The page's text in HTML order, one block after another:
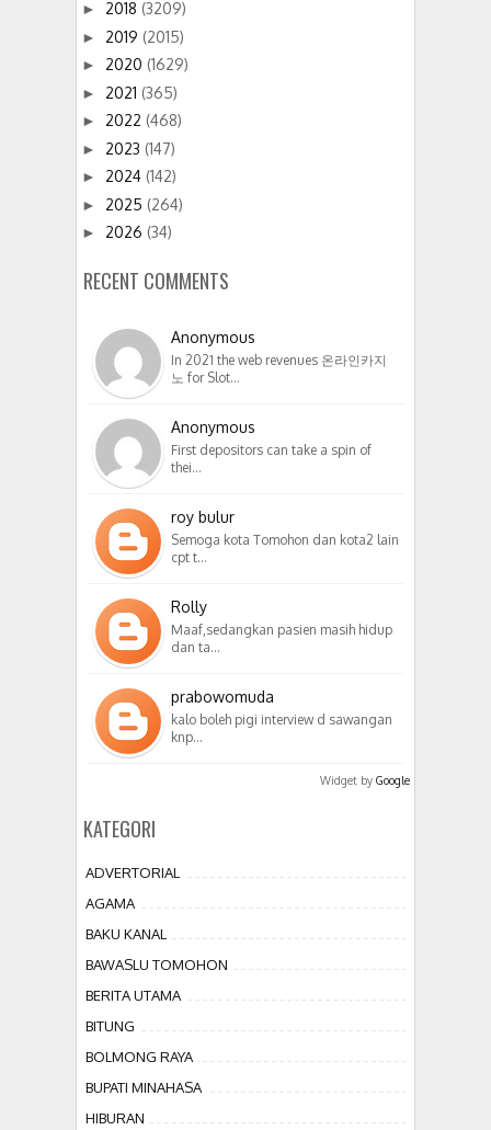
► 2018 (3209)
► 2019 (2015)
► 2020 (1629)
► 2021 (365)
► 2022 (468)
► 2023 (147)
► 2024 (142)
► 2025 (264)
► 2026 (34)
RECENT COMMENTS
Anonymous
In 2021 the web revenues 온라인카지
노 for Slot…
Anonymous
First depositors can take a spin of
thei…
roy bulur
Semoga kota Tomohon dan kota2 lain
cpt t…
Rolly
Maaf,sedangkan pasien masih hidup
dan ta…
prabowomuda
kalo boleh pigi interview d sawangan
knp…
Widget by Google
KATEGORI
ADVERTORIAL
AGAMA
BAKU KANAL
BAWASLU TOMOHON
BERITA UTAMA
BITUNG
BOLMONG RAYA
BUPATI MINAHASA
HIBURAN